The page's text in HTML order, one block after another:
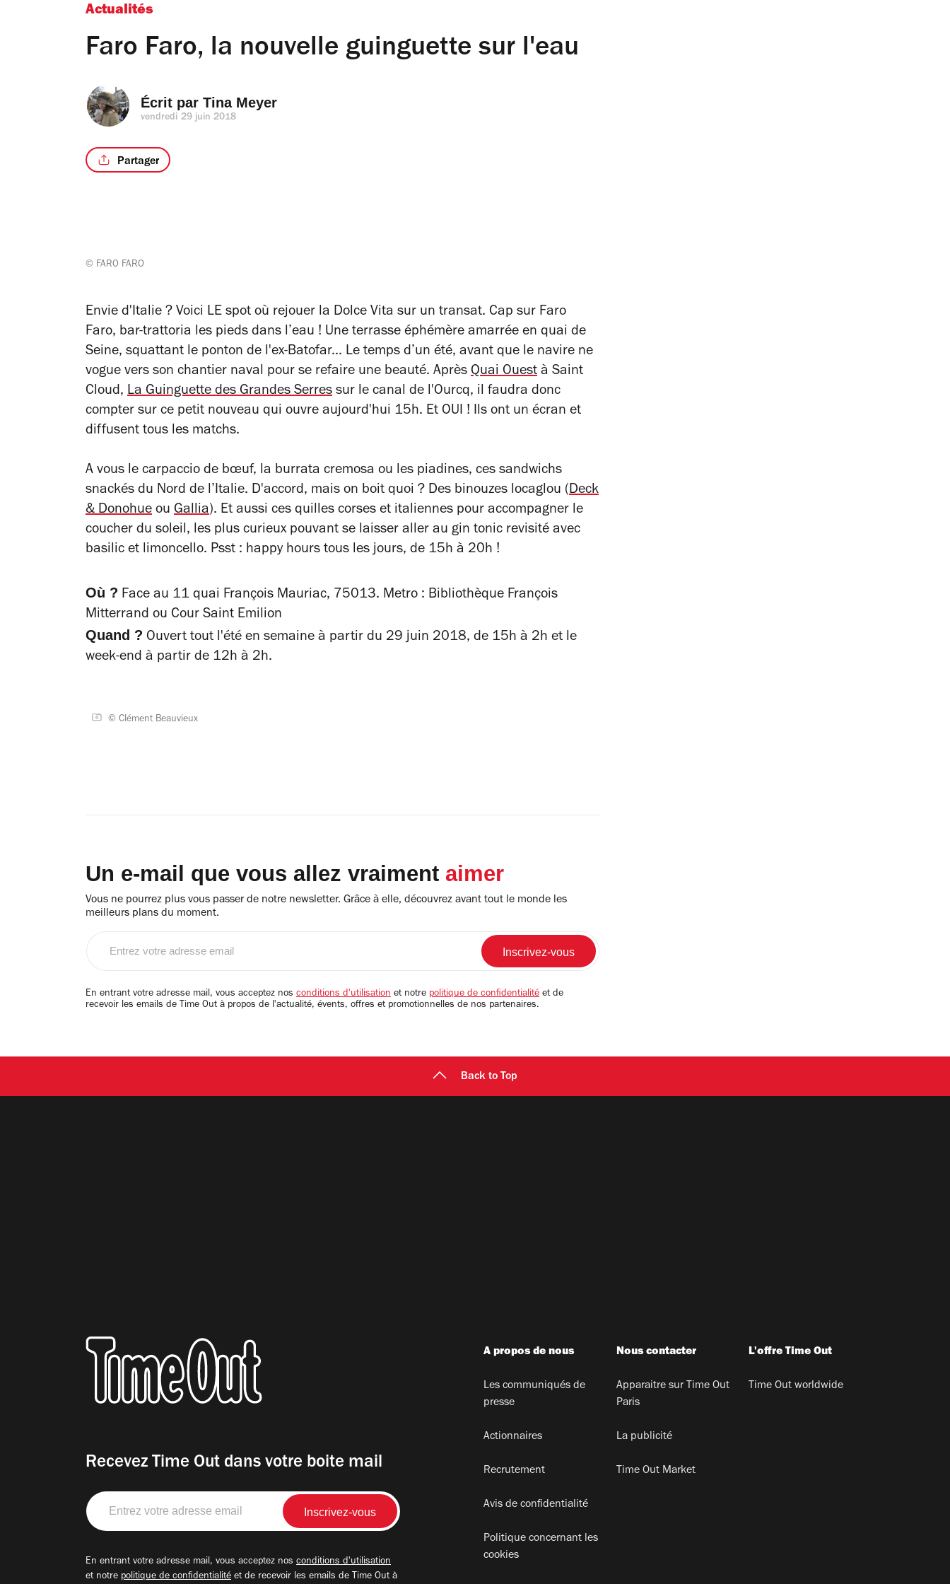
Actualités
Faro Faro, la nouvelle guinguette sur l'eau
Écrit par Tina Meyer
vendredi 29 juin 2018
Partager
© FARO FARO
Envie d'Italie ? Voici LE spot où rejouer la Dolce Vita sur un transat. Cap sur Faro
Faro, bar-trattoria les pieds dans l’eau ! Une terrasse éphémère amarrée en quai de
Seine, squattant le ponton de l'ex-Batofar... Le temps d’un été, avant que le navire ne
vogue vers son chantier naval pour se refaire une beauté. Après Quai Ouest à Saint
Cloud, La Guinguette des Grandes Serres sur le canal de l'Ourcq, il faudra donc
compter sur ce petit nouveau qui ouvre aujourd'hui 15h. Et OUI ! Ils ont un écran et
diffusent tous les matchs.
A vous le carpaccio de bœuf, la burrata cremosa ou les piadines, ces sandwichs
snackés du Nord de l’Italie. D'accord, mais on boit quoi ? Des binouzes locaglou (Deck
& Donohue ou Gallia). Et aussi ces quilles corses et italiennes pour accompagner le
coucher du soleil, les plus curieux pouvant se laisser aller au gin tonic revisité avec
basilic et limoncello. Psst : happy hours tous les jours, de 15h à 20h !
Où ? Face au 11 quai François Mauriac, 75013. Metro : Bibliothèque François
Mitterrand ou Cour Saint Emilion
Quand ? Ouvert tout l'été en semaine à partir du 29 juin 2018, de 15h à 2h et le
week-end à partir de 12h à 2h.
© Clément Beauvieux
Un e-mail que vous allez vraiment aimer
Vous ne pourrez plus vous passer de notre newsletter. Grâce à elle, découvrez avant tout le monde les
meilleurs plans du moment.
email
En entrant votre adresse mail, vous acceptez nos conditions d'utilisation et notre politique de confidentialité et de
recevoir les emails de Time Out à propos de l'actualité, évents, offres et promotionnelles de nos partenaires.
Back to Top
Recevez Time Out dans votre boite mail
Entrez
votre
adresse
En entrant votre adresse mail, vous acceptez nos conditions d'utilisation
et notre politique de confidentialité et de recevoir les emails de Time Out à
A propos de nous
Les communiqués de
presse
Actionnaires
Recrutement
Avis de confidentialité
Politique concernant les
cookies
Nous contacter
Apparaitre sur Time Out
Paris
La publicité
Time Out Market
L'offre Time Out
Time Out worldwide